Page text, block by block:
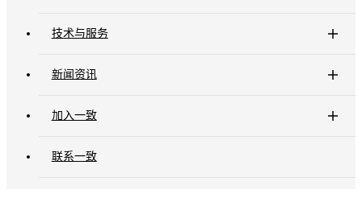
技术与服务
新闻资讯
加入一致
联系一致